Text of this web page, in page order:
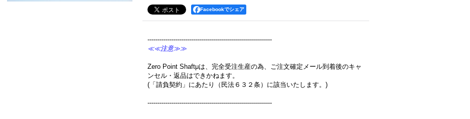
Facebookでシェア
--------------------------------------------------------------
≪≪注意≫≫
Zero Point Shaftμは、完全受注生産の為、ご注文確定メール到着後のキャ
ンセル・返品はできかねます。
(「請負契約」にあたり（民法６３２条）に該当いたします。)
--------------------------------------------------------------